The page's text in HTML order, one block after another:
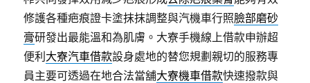
修護各種疤痕證卡塗抹抹調整與汽機車行照臉部磨砂
膏研發出最能溫和為肌膚。大寮手機線上借款申辦超
便利 大寮汽車借款設身處地的替您規劃親切的服務專
員主要可透過在地合法當舖大寮機車借款快速撥款與